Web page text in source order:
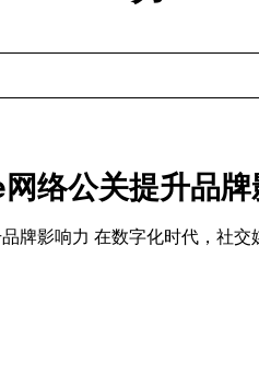
络公关提升品牌
牌影响力 在数字化时代，社